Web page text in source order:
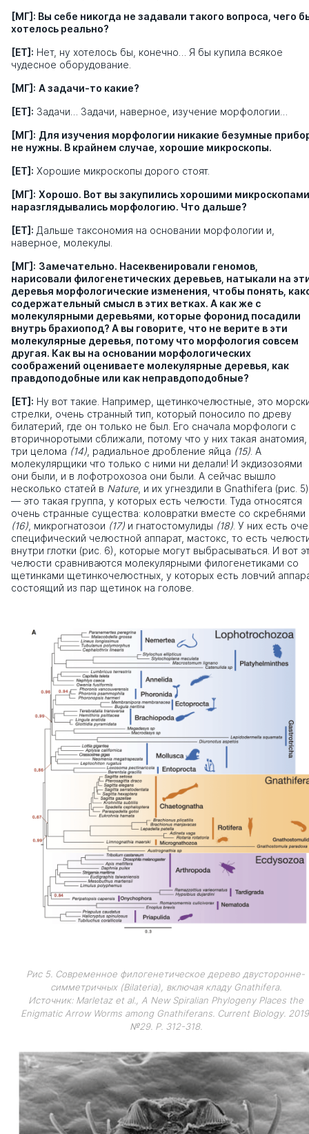
[МГ]: Вы себе никогда не задавали такого вопроса, чего
хотелось реально?
[ЕТ]: Нет, ну хотелось бы, конечно… Я бы купила всякое
чудесное оборудование.
[МГ]: А задачи-то какие?
[ЕТ]: Задачи… Задачи, наверное, изучение морфологии…
[МГ]: Для изучения морфологии никакие безумные
не нужны. В крайнем случае, хорошие микроскопы.
[ЕТ]: Хорошие микроскопы дорого стоят.
[МГ]: Хорошо. Вот вы закупились хорошими
наразглядывались морфологию. Что дальше?
[ЕТ]: Дальше таксономия на основании морфологии и,
наверное, молекулы.
[МГ]: Замечательно. Насеквенировали геномов,
нарисовали филогенетических деревьев, натыкали на
деревья морфологические изменения, чтобы понять,
содержательный смысл в этих ветках. А как же с
молекулярными деревьями, которые форонид посадили
внутрь брахиопод? А вы говорите, что не верите в эти
молекулярные деревья, потому что морфология совсем
другая. Как вы на основании морфологических
соображений оцениваете молекулярные деревья, как
правдоподобные или как неправдоподобные?
[ЕТ]: Ну вот такие. Например, щетинкочелюстные, это
стрелки, очень странный тип, который поносило по древу
билатерий, где он только не был. Его сначала морфологи с
вторичноротыми сближали, потому что у них такая анатомия,
три целома (14) , радиальное дробление яйца (15) . А
молекулярщики что только с ними ни делали! И экдизозоями
они были, и в лофотрохозоа они были. А сейчас вышло
несколько статей в Nature, и их угнездили в Gnathifera (рис. 5)
— это такая группа, у которых есть челюсти. Туда относятся
очень странные существа: коловратки вместе со скребнями
(16) , микрогнатозои (17) и гнатостомулиды (18) . У них есть
специфический челюстной аппарат, мастокс, то есть
внутри глотки (рис. 6), которые могут выбрасываться. И вот
челюсти сравниваются молекулярными филогенетиками со
щетинками щетинкочелюстных, у которых есть ловчий
состоящий из пар щетинок на голове.
Рис 5. Современное филогенетическое дерево двусторонне-
симметричных (Bilateria), включая кладу Gnathifera.
Источник: Marletaz et al., A New Spiralian Phylogeny Places the
Enigmatic Arrow Worms among Gnathiferans. Current Biology.
№29. P. 312-318.